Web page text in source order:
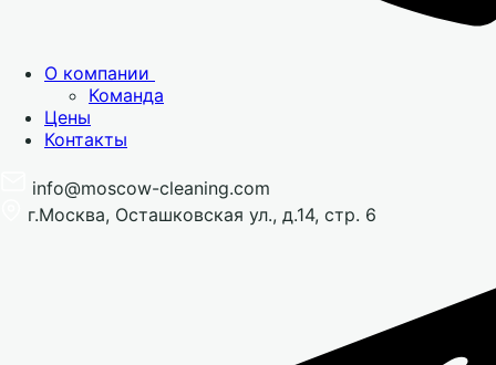
О компании
Команда
Цены
Контакты
info@moscow-cleaning.com
г.Москва, Осташковская ул., д.14, стр. 6